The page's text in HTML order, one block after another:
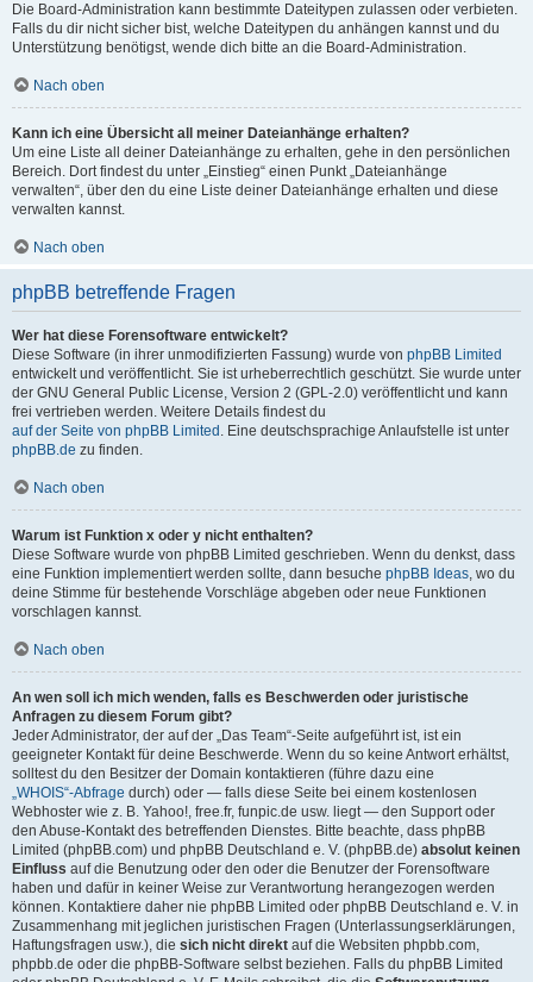
Die Board-Administration kann bestimmte Dateitypen zulassen oder verbieten.
Falls du dir nicht sicher bist, welche Dateitypen du anhängen kannst und du
Unterstützung benötigst, wende dich bitte an die Board-Administration.
Nach oben
Kann ich eine Übersicht all meiner Dateianhänge erhalten?
Um eine Liste all deiner Dateianhänge zu erhalten, gehe in den persönlichen
Bereich. Dort findest du unter „Einstieg“ einen Punkt „Dateianhänge
verwalten“, über den du eine Liste deiner Dateianhänge erhalten und diese
verwalten kannst.
Nach oben
phpBB betreffende Fragen
Wer hat diese Forensoftware entwickelt?
Diese Software (in ihrer unmodifizierten Fassung) wurde von phpBB Limited
entwickelt und veröffentlicht. Sie ist urheberrechtlich geschützt. Sie wurde unter
der GNU General Public License, Version 2 (GPL-2.0) veröffentlicht und kann
frei vertrieben werden. Weitere Details findest du
auf der Seite von phpBB Limited . Eine deutschsprachige Anlaufstelle ist unter
phpBB.de zu finden.
Nach oben
Warum ist Funktion x oder y nicht enthalten?
Diese Software wurde von phpBB Limited geschrieben. Wenn du denkst, dass
eine Funktion implementiert werden sollte, dann besuche phpBB Ideas, wo du
deine Stimme für bestehende Vorschläge abgeben oder neue Funktionen
vorschlagen kannst.
Nach oben
An wen soll ich mich wenden, falls es Beschwerden oder juristische
Anfragen zu diesem Forum gibt?
Jeder Administrator, der auf der „Das Team“-Seite aufgeführt ist, ist ein
geeigneter Kontakt für deine Beschwerde. Wenn du so keine Antwort erhältst,
solltest du den Besitzer der Domain kontaktieren (führe dazu eine
„WHOIS“-Abfrage durch) oder — falls diese Seite bei einem kostenlosen
Webhoster wie z. B. Yahoo!, free.fr, funpic.de usw. liegt — den Support oder
den Abuse-Kontakt des betreffenden Dienstes. Bitte beachte, dass phpBB
Limited (phpBB.com) und phpBB Deutschland e. V. (phpBB.de) absolut keinen
Einfluss auf die Benutzung oder den oder die Benutzer der Forensoftware
haben und dafür in keiner Weise zur Verantwortung herangezogen werden
können. Kontaktiere daher nie phpBB Limited oder phpBB Deutschland e. V. in
Zusammenhang mit jeglichen juristischen Fragen (Unterlassungserklärungen,
Haftungsfragen usw.), die sich nicht direkt auf die Websiten phpbb.com,
phpbb.de oder die phpBB-Software selbst beziehen. Falls du phpBB Limited